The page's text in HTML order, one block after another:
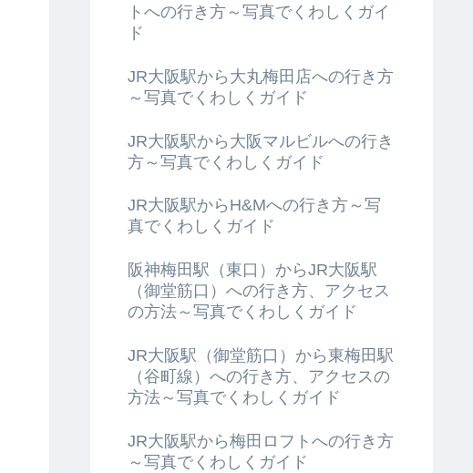
トへの行き方～写真でくわしくガイ
ド
JR大阪駅から大丸梅田店への行き方
～写真でくわしくガイド
JR大阪駅から大阪マルビルへの行き
方～写真でくわしくガイド
JR大阪駅からH&Mへの行き方～写
真でくわしくガイド
阪神梅田駅（東口）からJR大阪駅
（御堂筋口）への行き方、アクセス
の方法～写真でくわしくガイド
JR大阪駅（御堂筋口）から東梅田駅
（谷町線）への行き方、アクセスの
方法～写真でくわしくガイド
JR大阪駅から梅田ロフトへの行き方
～写真でくわしくガイド